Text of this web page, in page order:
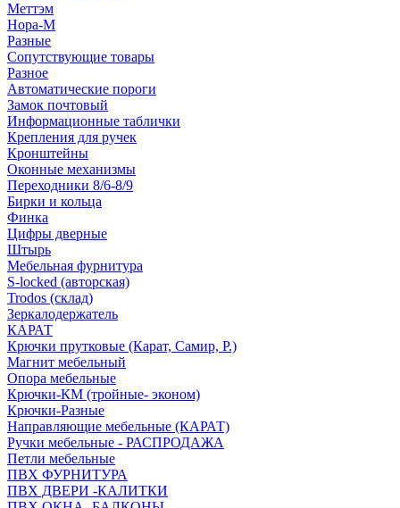
Меттэм
Нора-М
Разные
Сопутствующие товары
Разное
Автоматические пороги
Замок почтовый
Информационные таблички
Крепления для ручек
Кронштейны
Оконные механизмы
Переходники 8/6-8/9
Бирки и кольца
Финка
Цифры дверные
Штырь
Мебельная фурнитура
S-locked (авторская)
Trodos (склад)
Зеркалодержатель
КАРАТ
Крючки прутковые (Карат, Самир, Р.)
Магнит мебельный
Опора мебельные
Крючки-КМ (тройные- эконом)
Крючки-Разные
Направляющие мебельные (КАРАТ)
Ручки мебельные - РАСПРОДАЖА
Петли мебельные
ПВХ ФУРНИТУРА
ПВХ ДВЕРИ -КАЛИТКИ